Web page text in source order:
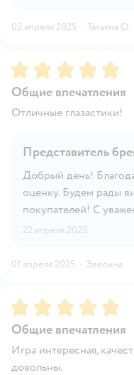
02 апреля 2025 · Татьяна О.
Рейтинг:5
Общие впечатления
Отличные глазастики!
Представитель
Добрый день!
оценку. Будем рады
покупателей! С
22 апреля 2025
01 апреля 2025 · Эвелина
Рейтинг:5
Общие впечатления
Игра интересная,
довольны.